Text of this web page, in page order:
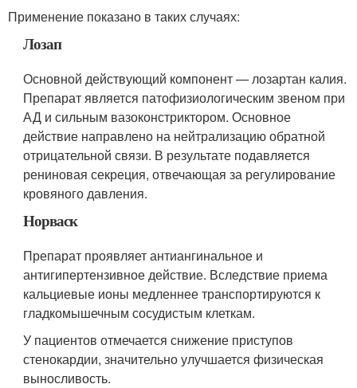
Применение показано в таких случаях:
Лозап
Основной действующий компонент — лозартан калия.
Препарат является патофизиологическим звеном при
АД и сильным вазоконстриктором. Основное
действие направлено на нейтрализацию обратной
отрицательной связи. В результате подавляется
рениновая секреция, отвечающая за регулирование
кровяного давления.
Норваск
Препарат проявляет антиангинальное и
антигипертензивное действие. Вследствие приема
кальциевые ионы медленнее транспортируются к
гладкомышечным сосудистым клеткам.
У пациентов отмечается снижение приступов
стенокардии, значительно улучшается физическая
выносливость.